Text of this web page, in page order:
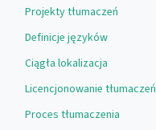
Projekty tłumaczeń
Definicje języków
Ciągła lokalizacja
Licencjonowanie tłumaczeń
Proces tłumaczenia